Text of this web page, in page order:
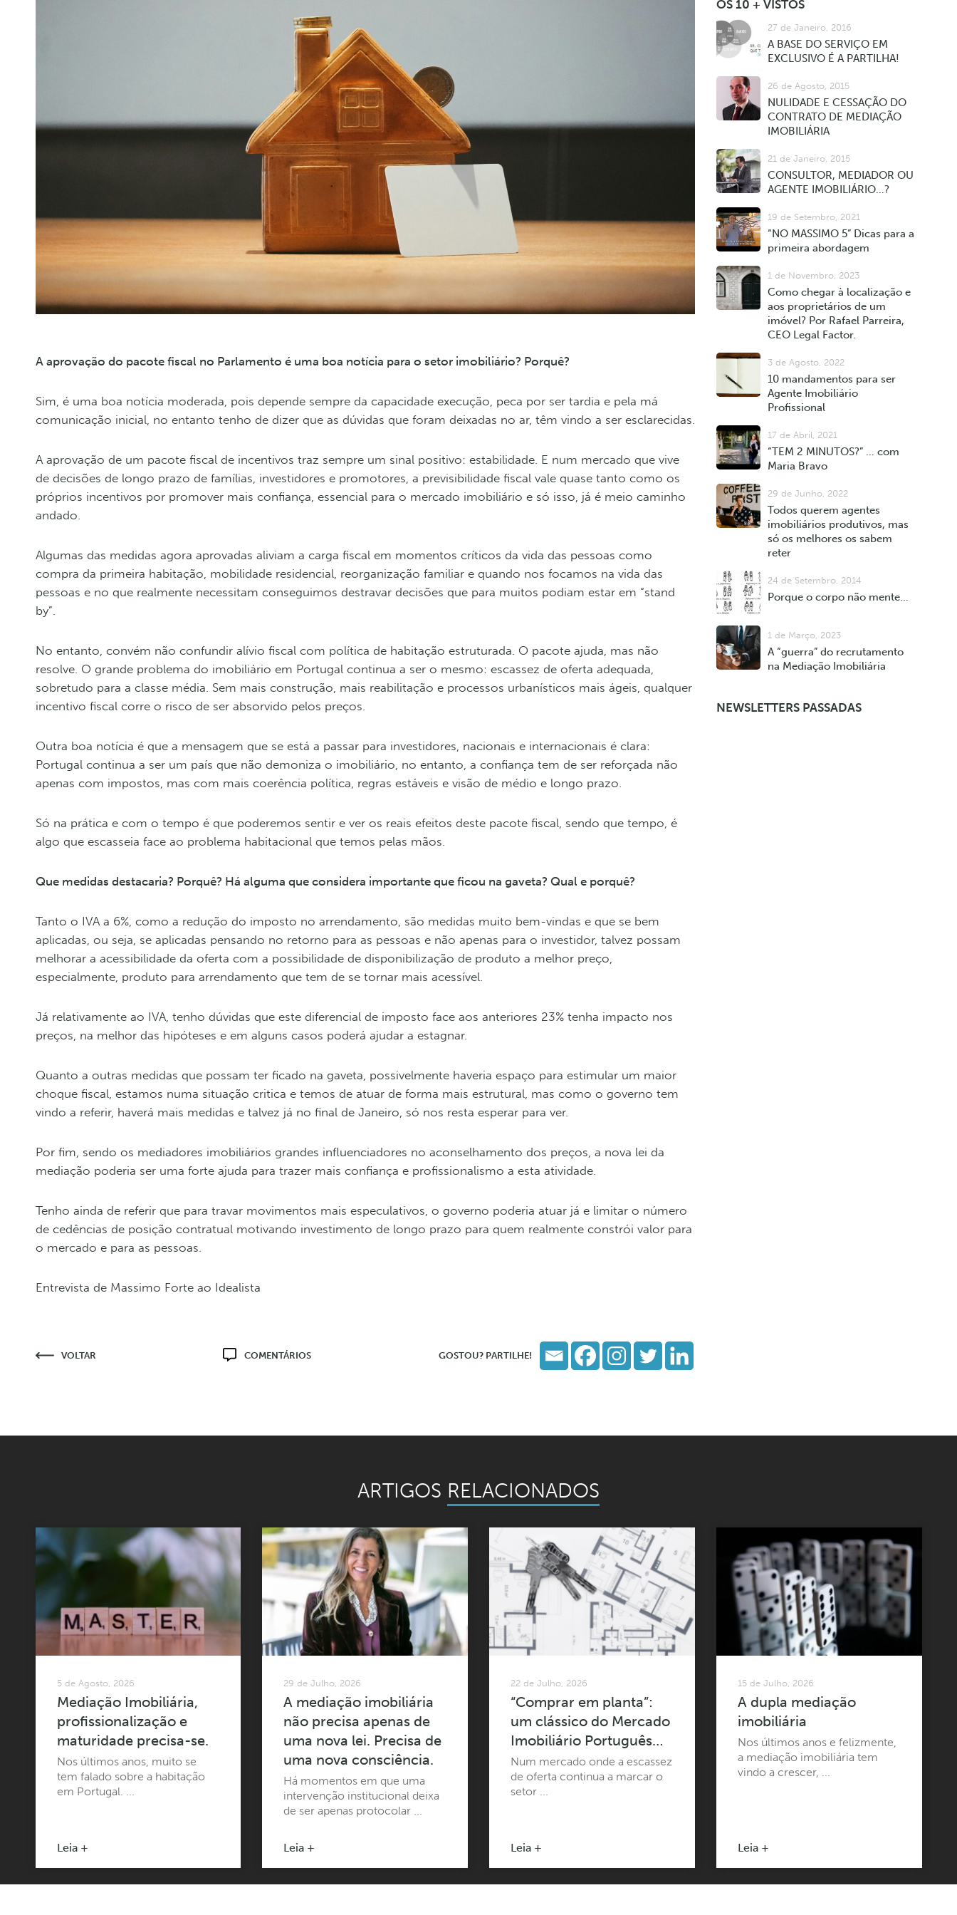
A aprovação do pacote fiscal no Parlamento é uma boa notícia para o setor imobiliário? Porquê?
Sim, é uma boa notícia moderada, pois depende sempre da capacidade execução, peca por ser tardia e pela má
comunicação inicial, no entanto tenho de dizer que as dúvidas que foram deixadas no ar, têm vindo a ser esclarecidas.
A aprovação de um pacote fiscal de incentivos traz sempre um sinal positivo: estabilidade. E num mercado que vive
de decisões de longo prazo de famílias, investidores e promotores, a previsibilidade fiscal vale quase tanto como os
próprios incentivos por promover mais confiança, essencial para o mercado imobiliário e só isso, já é meio caminho
andado.
Algumas das medidas agora aprovadas aliviam a carga fiscal em momentos críticos da vida das pessoas como
compra da primeira habitação, mobilidade residencial, reorganização familiar e quando nos focamos na vida das
pessoas e no que realmente necessitam conseguimos destravar decisões que para muitos podiam estar em “stand
by”.
No entanto, convém não confundir alívio fiscal com política de habitação estruturada. O pacote ajuda, mas não
resolve. O grande problema do imobiliário em Portugal continua a ser o mesmo: escassez de oferta adequada,
sobretudo para a classe média. Sem mais construção, mais reabilitação e processos urbanísticos mais ágeis, qualquer
incentivo fiscal corre o risco de ser absorvido pelos preços.
Outra boa notícia é que a mensagem que se está a passar para investidores, nacionais e internacionais é clara:
Portugal continua a ser um país que não demoniza o imobiliário, no entanto, a confiança tem de ser reforçada não
apenas com impostos, mas com mais coerência política, regras estáveis e visão de médio e longo prazo.
Só na prática e com o tempo é que poderemos sentir e ver os reais efeitos deste pacote fiscal, sendo que tempo, é
algo que escasseia face ao problema habitacional que temos pelas mãos.
Que medidas destacaria? Porquê? Há alguma que considera importante que ficou na gaveta? Qual e porquê?
Tanto o IVA a 6%, como a redução do imposto no arrendamento, são medidas muito bem-vindas e que se bem
aplicadas, ou seja, se aplicadas pensando no retorno para as pessoas e não apenas para o investidor, talvez possam
melhorar a acessibilidade da oferta com a possibilidade de disponibilização de produto a melhor preço,
especialmente, produto para arrendamento que tem de se tornar mais acessível.
Já relativamente ao IVA, tenho dúvidas que este diferencial de imposto face aos anteriores 23% tenha impacto nos
preços, na melhor das hipóteses e em alguns casos poderá ajudar a estagnar.
Quanto a outras medidas que possam ter ficado na gaveta, possivelmente haveria espaço para estimular um maior
choque fiscal, estamos numa situação critica e temos de atuar de forma mais estrutural, mas como o governo tem
vindo a referir, haverá mais medidas e talvez já no final de Janeiro, só nos resta esperar para ver.
Por fim, sendo os mediadores imobiliários grandes influenciadores no aconselhamento dos preços, a nova lei da
mediação poderia ser uma forte ajuda para trazer mais confiança e profissionalismo a esta atividade.
Tenho ainda de referir que para travar movimentos mais especulativos, o governo poderia atuar já e limitar o número
de cedências de posição contratual motivando investimento de longo prazo para quem realmente constrói valor para
o mercado e para as pessoas.
Entrevista de Massimo Forte ao Idealista
VOLTAR COMENTÁRIOS GOSTOU? PARTILHE!
OS 10 + VISTOS
27 de Janeiro, 2016
A BASE DO SERVIÇO EM
EXCLUSIVO É A PARTILHA!
26 de Agosto, 2015
NULIDADE E CESSAÇÃO DO
CONTRATO DE MEDIAÇÃO
IMOBILIÁRIA
21 de Janeiro, 2015
CONSULTOR, MEDIADOR OU
AGENTE IMOBILIÁRIO…?
19 de Setembro, 2021
“NO MASSIMO 5” Dicas para a
primeira abordagem
1 de Novembro, 2023
Como chegar à localização e
aos proprietários de um
imóvel? Por Rafael Parreira,
CEO Legal Factor.
3 de Agosto, 2022
10 mandamentos para ser
Agente Imobiliário
Profissional
17 de Abril, 2021
“TEM 2 MINUTOS?” … com
Maria Bravo
29 de Junho, 2022
Todos querem agentes
imobiliários produtivos, mas
só os melhores os sabem
reter
24 de Setembro, 2014
Porque o corpo não mente…
1 de Março, 2023
A “guerra” do recrutamento
na Mediação Imobiliária
NEWSLETTERS PASSADAS
ARTIGOS RELACIONADOS
5 de Agosto, 2026
Mediação Imobiliária,
profissionalização e
maturidade precisa-se.
Nos últimos anos, muito se
tem falado sobre a habitação
em Portugal. ...
Leia +
29 de Julho, 2026
A mediação imobiliária
não precisa apenas de
uma nova lei. Precisa de
uma nova consciência.
Há momentos em que uma
intervenção institucional deixa
de ser apenas protocolar ...
Leia +
22 de Julho, 2026
“Comprar em planta”:
um clássico do Mercado
Imobiliário Português…
Num mercado onde a escassez
de oferta continua a marcar o
setor ...
Leia +
15 de Julho, 2026
A dupla mediação
imobiliária
Nos últimos anos e felizmente,
a mediação imobiliária tem
vindo a crescer, ...
Leia +